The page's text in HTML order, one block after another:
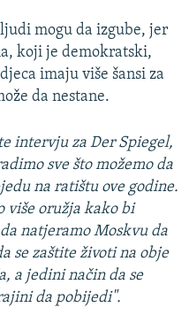
mogu da izgube, jer
koji je demokratski,
imaju više šansi za
da nestane.
intervju za Der Spiegel,
sve što možemo da
na ratištu ove godine.
više oružja kako bi
natjeramo Moskvu da
se zaštite životi na obje
a jedini način da se
da pobijedi".